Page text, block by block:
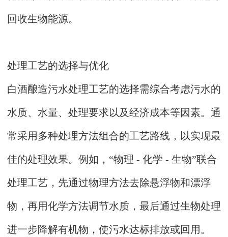
回收生物能源。
处理工艺的选择与优化
白酒酿造污水处理工艺的选择需综合考虑污水的
水质、水量、处理要求以及经济成本等因素。通
常采用多种处理方法组合的工艺路线，以实现最
佳的处理效果。例如，“物理 - 化学 - 生物”联合
处理工艺，先通过物理方法去除悬浮物和漂浮
物，再用化学方法调节水质，最后通过生物处理
进一步降解有机物，使污水达标排放或回用。